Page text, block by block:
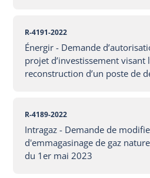
R-4191-2022
Énergir - Demande
projet d’investissement visant
reconstruction d’un poste de
R-4189-2022
Intragaz - Demande de
d'emmagasinage de gaz
du 1er mai 2023